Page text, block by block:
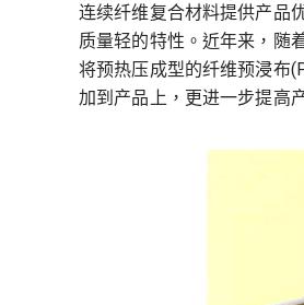
连续纤维复合材料提供产品
质量轻的特性。近年来，随
将预热压成型的纤维预浸布
加到产品上，更进一步提高